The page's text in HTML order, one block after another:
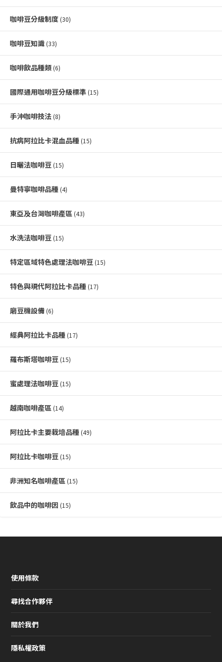
咖啡豆分級制度 (30)
咖啡豆知識 (33)
咖啡飲品種類 (6)
國際通用咖啡豆分級標準 (15)
手沖咖啡技法 (8)
抗病阿拉比卡混血品種 (15)
日曬法咖啡豆 (15)
曼特寧咖啡品種 (4)
東亞及台灣咖啡產區 (43)
水洗法咖啡豆 (15)
特定區域特色處理法咖啡豆 (15)
特色與現代阿拉比卡品種 (17)
磨豆機設備 (6)
經典阿拉比卡品種 (17)
羅布斯塔咖啡豆 (15)
蜜處理法咖啡豆 (15)
越南咖啡產區 (14)
阿拉比卡主要栽培品種 (49)
阿拉比卡咖啡豆 (15)
非洲知名咖啡產區 (15)
飲品中的咖啡因 (15)
使用條款
尋找合作夥伴
關於我們
隱私權政策